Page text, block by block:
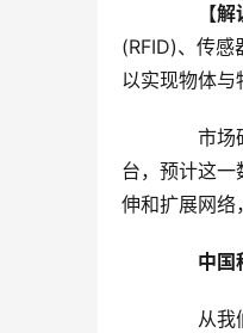
【解
(RFID)、传感
以实现物体与
市场研
台，预计这
伸和扩展网络
中国
从我们